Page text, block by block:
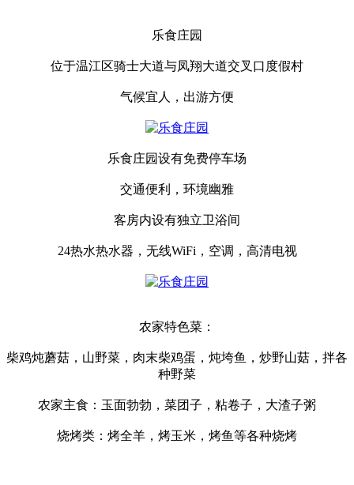
乐食庄园
位于温江区骑士大道与凤翔大道交叉口度假村
气候宜人，出游方便
乐食庄园设有免费停车场
交通便利，环境幽雅
客房内设有独立卫浴间
24热水热水器，无线WiFi，空调，高清电视
农家特色菜：
柴鸡炖蘑菇，山野菜，肉末柴鸡蛋，炖垮鱼，炒野山菇，拌各
种野菜
农家主食：玉面勃勃，菜团子，粘卷子，大渣子粥
烧烤类：烤全羊，烤玉米，烤鱼等各种烧烤